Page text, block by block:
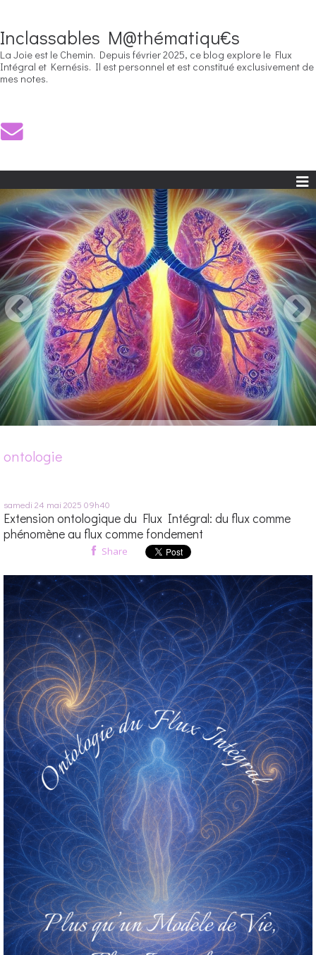
Inclassables M@thématiqu€s
La Joie est le Chemin. Depuis février 2025, ce blog explore le Flux
Intégral et Kernésis. Il est personnel et est constitué exclusivement de
mes notes.
ontologie
samedi 24 mai 2025 09h40
Extension ontologique du Flux Intégral: du flux comme
phénomène au flux comme fondement
Share